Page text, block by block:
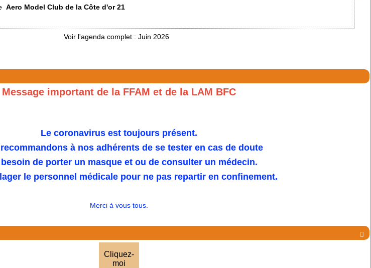
Aero Model Club de la Côte d'or 21
Voir l'agenda complet : Juin 2026
Message important de la FFAM et de la LAM BFC
Le coronavirus est toujours présent.
à nos adhérents de se tester en cas de doute
de porter un masque et ou de consulter un médecin.
le personnel médicale pour ne pas repartir en confinement.
Merci à vous tous.

Cliquez-
moi